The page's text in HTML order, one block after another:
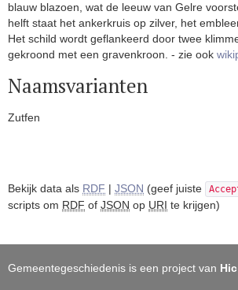
blauw blazoen, wat de leeuw van Gelre
helft staat het ankerkruis op zilver, het
Het schild wordt geflankeerd door twee
gekroond met een gravenkroon. - zie ook
Naamsvarianten
Zutfen
Bekijk data als RDF | JSON (geef juiste
scripts om RDF of JSON op URI te krijgen)
Gemeentegeschiedenis is een project van